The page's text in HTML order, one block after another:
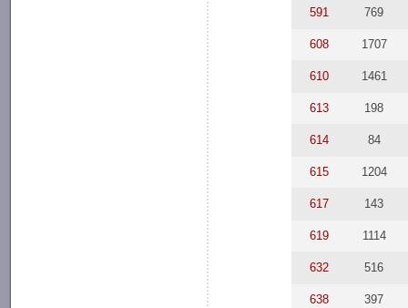
591 769
608 1707
610 1461
613 198
614 84
615 1204
617 143
619 1114
632 516
638 397